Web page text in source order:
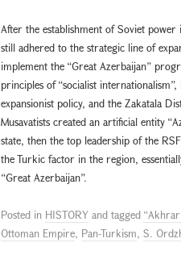
After the establishment of Soviet
still adhered to the strategic line of
implement the “Great Azerbaijan”
principles of “socialist
expansionist policy, and the Zakatala
Musavatists created an artificial entity
state, then the top leadership of the
the Turkic factor in the region,
“Great Azerbaijan”.
Posted in HISTORY and tagged
Ottoman Empire, Pan-Turkism, S.